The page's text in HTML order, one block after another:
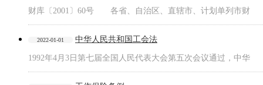
财库〔2001〕60号 各省、自治区、直辖市、计划单列市财
2022-01-01 中华人民共和国工会法
1992年4月3日第七届全国人民代表大会第五次会议通过，中华